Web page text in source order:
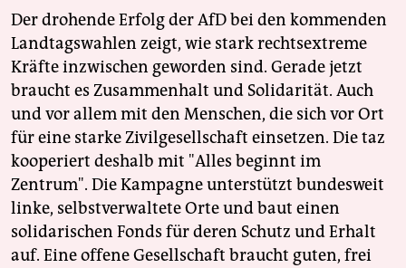
Der drohende Erfolg der AfD bei den kommenden
Landtagswahlen zeigt, wie stark rechtsextreme
Kräfte inzwischen geworden sind. Gerade jetzt
braucht es Zusammenhalt und Solidarität. Auch
und vor allem mit den Menschen, die sich vor Ort
für eine starke Zivilgesellschaft einsetzen. Die taz
kooperiert deshalb mit "Alles beginnt im
Zentrum". Die Kampagne unterstützt bundesweit
linke, selbstverwaltete Orte und baut einen
solidarischen Fonds für deren Schutz und Erhalt
auf. Eine offene Gesellschaft braucht guten, frei